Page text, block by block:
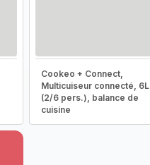
Cookeo + Connect,
Multicuiseur connecté, 6L
(2/6 pers.), balance de
cuisine